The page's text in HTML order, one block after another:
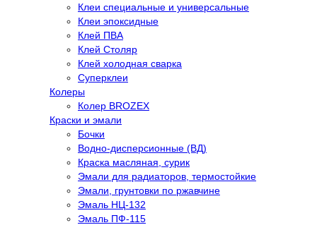
Клеи специальные и универсальные
Клеи эпоксидные
Клей ПВА
Клей Столяр
Клей холодная сварка
Суперклеи
Колеры
Колер BROZEX
Краски и эмали
Бочки
Водно-дисперсионные (ВД)
Краска масляная, сурик
Эмали для радиаторов, термостойкие
Эмали, грунтовки по ржавчине
Эмаль НЦ-132
Эмаль ПФ-115